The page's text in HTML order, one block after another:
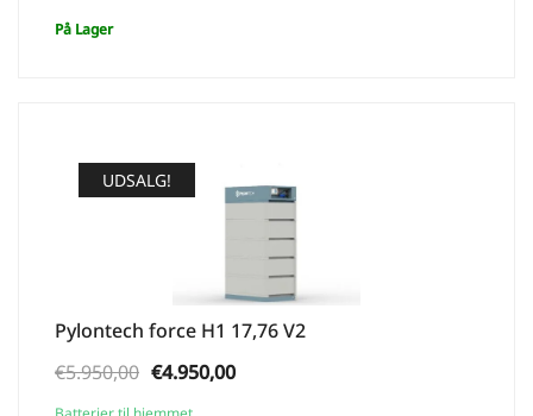
På Lager
UDSALG!
Pylontech force H1 17,76 V2
€5.950,00 Den
€4.950,00Den